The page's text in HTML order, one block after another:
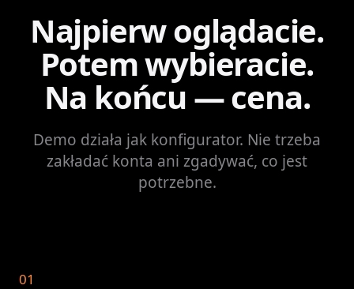
Najpierw oglądacie.
Potem wybieracie.
Na końcu — cena.
Demo działa jak konfigurator. Nie trzeba
zakładać konta ani zgadywać, co jest
potrzebne.
01